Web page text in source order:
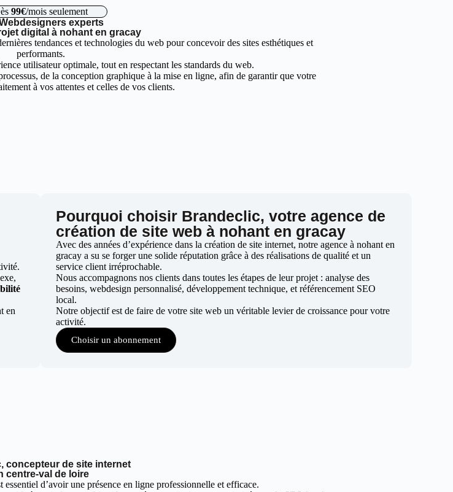
99€/mois seulement
experts
digital à nohant en gracay
tendances et technologies du web pour concevoir des sites esthétiques et
performants.
utilisateur optimale, tout en respectant les standards du web.
de la conception graphique à la mise en ligne, afin de garantir que votre
à vos attentes et celles de vos clients.
en
Pourquoi choisir Brandeclic, votre agence de
création de site web à nohant en gracay
Avec des années d’expérience dans la création de site internet, notre agence à nohant en
gracay a su se forger une solide réputation grâce à des réalisations de qualité et un
service client irréprochable.
Nous accompagnons nos clients dans toutes les étapes de leur projet : analyse des
besoins, webdesign personnalisé, développement technique, et référencement SEO
local.
Notre objectif est de faire de votre site web un véritable levier de croissance pour votre
activité.
Choisir un abonnement
concepteur de site internet
centre-val de loire
d’avoir une présence en ligne professionnelle et efficace.